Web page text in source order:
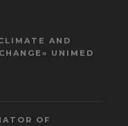
AND
UNIMED
OF